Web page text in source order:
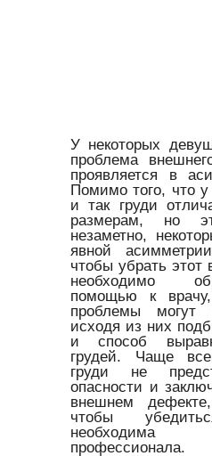
У некоторых
проблема
проявляется в
Помимо того, что
и так груди
размерам, но
незаметно,
явной
чтобы убрать этот
необходимо
помощью к
проблемы могут
исходя из них
и способ
грудей. Чаще
груди не
опасности и
внешнем
чтобы
необходима
профессионала.